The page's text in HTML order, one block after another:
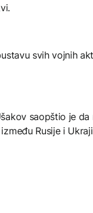
svih vojnih
saopštio je
Rusije i